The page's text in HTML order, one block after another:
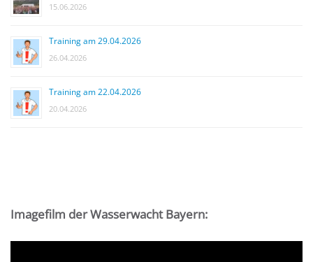
15.06.2026
Training am 29.04.2026
26.04.2026
Training am 22.04.2026
20.04.2026
Imagefilm der Wasserwacht Bayern: